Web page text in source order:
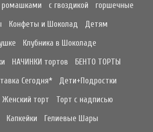
ромашками с гвоздикой
горшечные
Конфеты и Шоколад
Детям
Клубника в Шоколаде
НАЧИНКИ тортов
БЕНТО ТОРТЫ
Сегодня*
Дети+Подростки
Женский торт
Торт с надписью
Капкейки
Гелиевые Шары